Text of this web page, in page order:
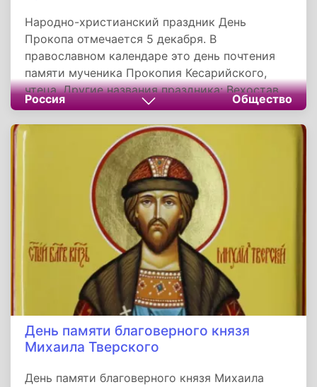
Народно-христианский праздник День
Прокопа отмечается 5 декабря. В
православном календаре это день почтения
памяти мученика Прокопия Кесарийского,
чтеца. Другие названия праздника: Вехостав,
Прокопий зимний, Филимон, День Прокопия.
С давних времен народ приметил, что на
Прокопьев день устанавливалась постоянная
зимняя погода. Часто снег усыпал дороги, а у
людей начиналась работа по прокладке
санных путей. Как раз для мужской половины
населения данный день знаменовался началом
периода постройки и починки саней.
Россия Общество
День памяти благоверного князя
Михаила Тверского
День памяти благоверного князя Михаила